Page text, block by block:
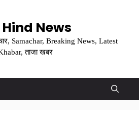
News
Samachar, Breaking News, Latest
ताजा खबर